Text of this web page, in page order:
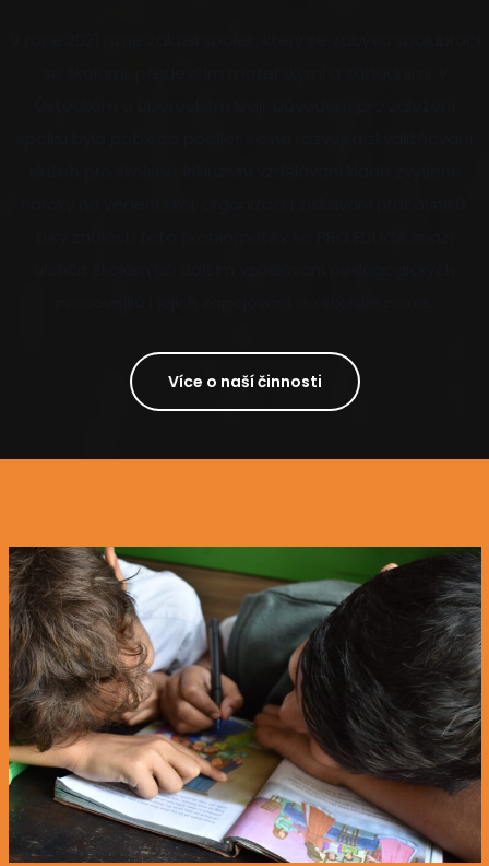
Více o naší činnosti